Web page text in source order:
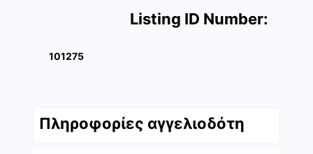
Listing ID Number:
101275
Πληροφορίες αγγελιοδότη